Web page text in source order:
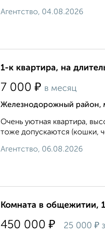
Агентство, 04.08.2026
1-к квартира, на
7 000 ₽ в месяц
Железнодорожный район,
Очень уютная квартира,
тоже допускаются (кошки,
Агентство, 06.08.2026
Комната в общежитии,
450 000 ₽ 25 000 ₽